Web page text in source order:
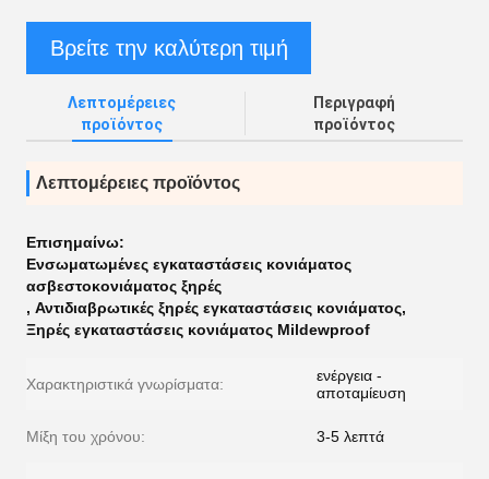
Βρείτε την καλύτερη τιμή
Λεπτομέρειες
προϊόντος
Περιγραφή
προϊόντος
Λεπτομέρειες προϊόντος
Επισημαίνω:
Ενσωματωμένες εγκαταστάσεις κονιάματος
ασβεστοκονιάματος ξηρές
, Αντιδιαβρωτικές ξηρές εγκαταστάσεις κονιάματος,
Ξηρές εγκαταστάσεις κονιάματος Mildewproof
Χαρακτηριστικά γνωρίσματα:
ενέργεια -
αποταμίευση
Μίξη του χρόνου: 3-5 λεπτά